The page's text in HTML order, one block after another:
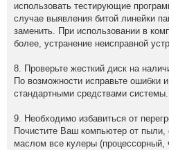
использовать тестирующие
случае выявления битой линейки
заменить. При использовании в
более, устранение неисправной
8. Проверьте жесткий диск на
По возможности исправьте ошибки
стандартными средствами системы.
9. Необходимо избавиться от
Почистите Ваш компьютер от
маслом все кулеры (процессорный,